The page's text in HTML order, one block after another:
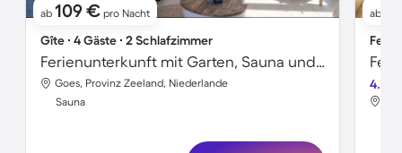
ab 109 € pro Nacht
Gîte ∙ 4 Gäste ∙ 2 Schlafzimmer
Ferienunterkunft mit Garten, Sauna und beheiztem Pool | Gartenblick
Goes, Provinz Zeeland, Niederlande
Sauna
ab
4.7